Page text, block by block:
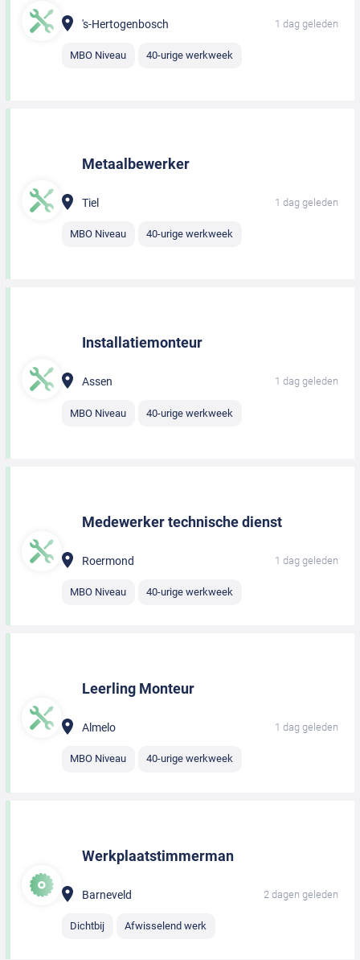
's-Hertogenbosch 1 dag geleden
MBO Niveau 40-urige werkweek
Metaalbewerker
Tiel 1 dag geleden
MBO Niveau 40-urige werkweek
Installatiemonteur
Assen 1 dag geleden
MBO Niveau 40-urige werkweek
Medewerker technische dienst
Roermond 1 dag geleden
MBO Niveau 40-urige werkweek
Leerling Monteur
Almelo 1 dag geleden
MBO Niveau 40-urige werkweek
Werkplaatstimmerman
Barneveld 2 dagen geleden
Dichtbij Afwisselend werk